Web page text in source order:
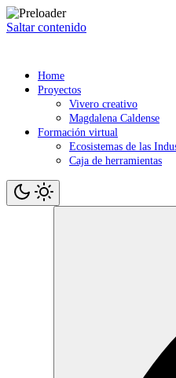
Saltar contenido
Home
Proyectos
Vivero creativo
Magdalena Caldense
Formación virtual
Ecosistemas de las
Caja de herramientas